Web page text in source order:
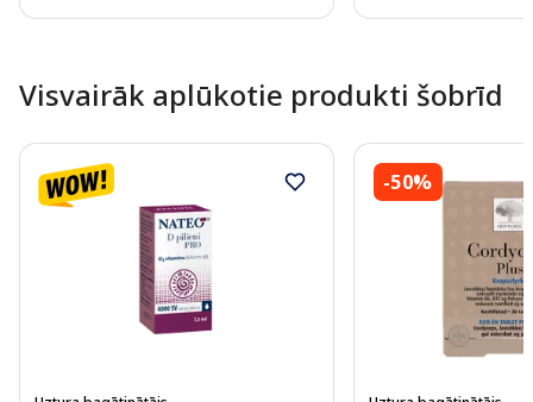
Visvairāk aplūkotie produkti šobrīd
-50%